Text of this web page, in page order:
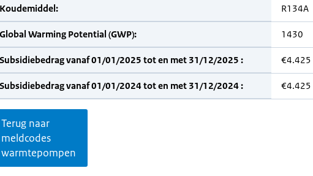
Koudemiddel: R134A
Global Warming Potential (GWP): 1430
Subsidiebedrag vanaf 01/01/2025 tot en met 31/12/2025 : €4.425
Subsidiebedrag vanaf 01/01/2024 tot en met 31/12/2024 : €4.425
Terug naar
meldcodes
warmtepompen